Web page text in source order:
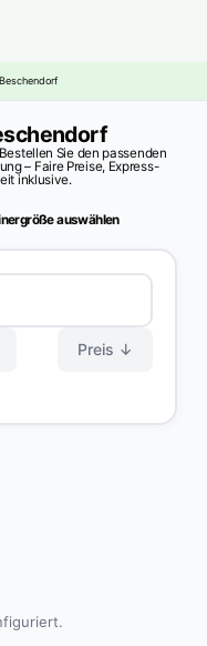
Sie den passenden
– Faire Preise, Express-
inklusive.
auswählen
Preis ↓